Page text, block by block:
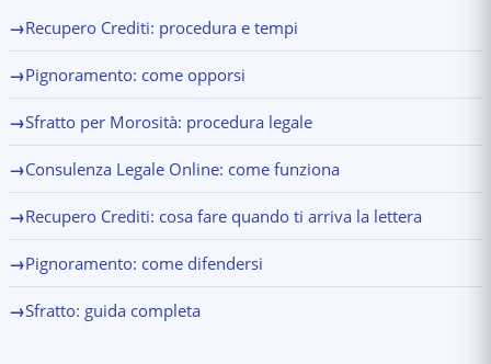
→Recupero Crediti: procedura e tempi
→Pignoramento: come opporsi
→Sfratto per Morosità: procedura legale
→Consulenza Legale Online: come funziona
→Recupero Crediti: cosa fare quando ti arriva la lettera
→Pignoramento: come difendersi
→Sfratto: guida completa